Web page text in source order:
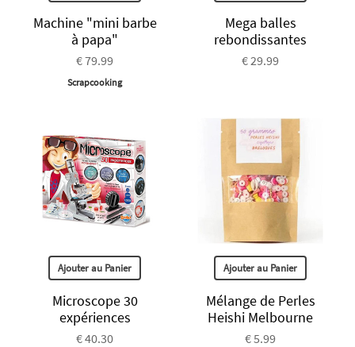
Machine "mini barbe
à papa"
€ 79.99
Scrapcooking
Mega balles
rebondissantes
€ 29.99
Ajouter au Panier
Microscope 30
expériences
€ 40.30
Ajouter au Panier
Mélange de Perles
Heishi Melbourne
€ 5.99